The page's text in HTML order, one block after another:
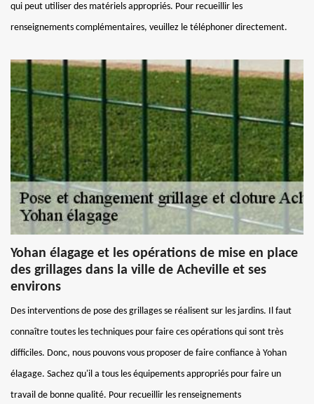
qui peut utiliser des matériels appropriés. Pour recueillir les
renseignements complémentaires, veuillez le téléphoner directement.
Yohan élagage et les opérations de mise en place
des grillages dans la ville de Acheville et ses
environs
Des interventions de pose des grillages se réalisent sur les jardins. Il faut
connaître toutes les techniques pour faire ces opérations qui sont très
difficiles. Donc, nous pouvons vous proposer de faire confiance à Yohan
élagage. Sachez qu'il a tous les équipements appropriés pour faire un
travail de bonne qualité. Pour recueillir les renseignements